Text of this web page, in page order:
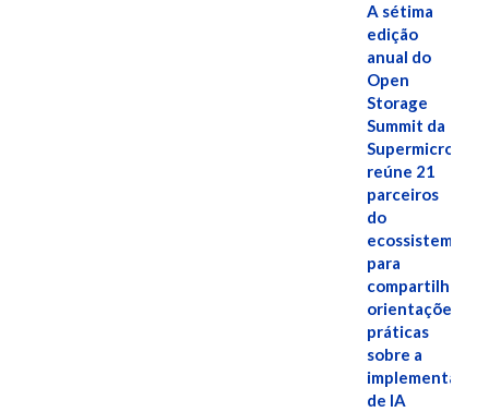
A sétima
edição
anual do
Open
Storage
Summit da
Supermicro
reúne 21
parceiros
do
ecossistema
para
compartilhar
orientações
práticas
sobre a
implementação
de IA